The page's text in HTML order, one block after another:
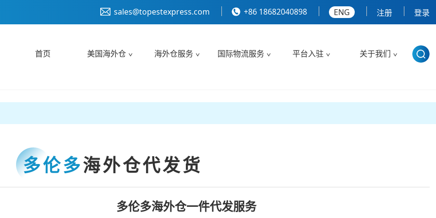
sales@topestexpress.com +86 18682040898 ENG 注册 登录
首页 美国海外仓 海外仓服务 国际物流服务 平台入驻 关于我们
多伦多海外仓代发货
多伦多海外仓一件代发服务